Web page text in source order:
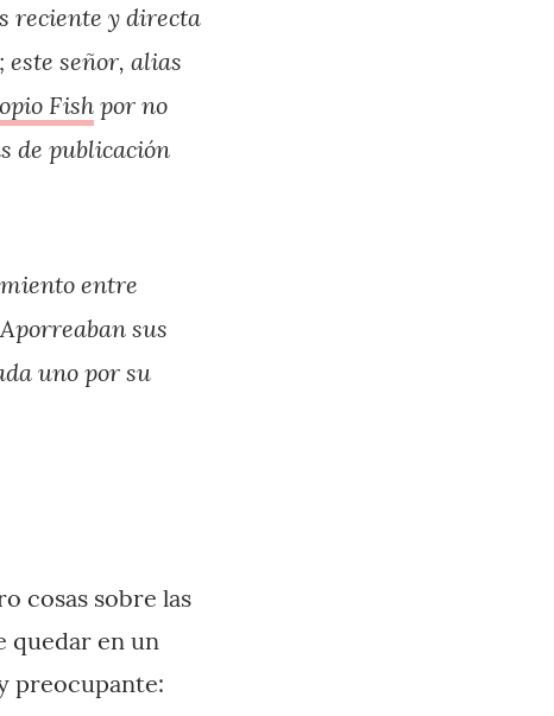
reciente y directa
señor, alias
Fishpor no
de publicación
entre
sus
uno por su
cosas sobre las
quedar en un
preocupante: